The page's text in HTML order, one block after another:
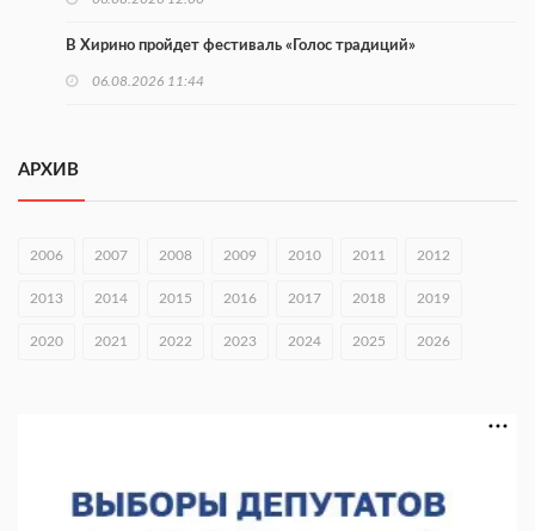
В Хирино пройдет фестиваль «Голос традиций»
06.08.2026 11:44
05.08.2026 17:43
АРХИВ
2006 2007 2008 2009 2010 2011 2012
2013 2014 2015 2016 2017 2018 2019
2020 2021 2022 2023 2024 2025 2026